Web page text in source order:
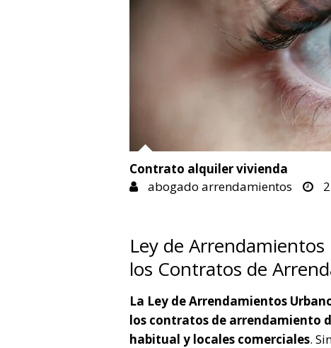
Contrato alquiler vivienda
abogado arrendamientos
Ley de
los Contratos de
La Ley de Arrendamientos
los contratos de arrendamiento
habitual y locales comerciales.